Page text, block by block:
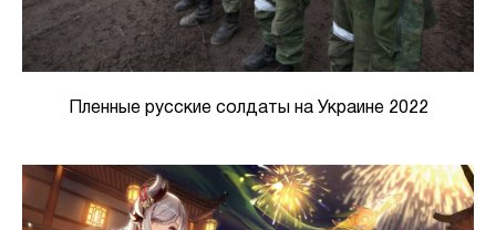
Пленные русские солдаты на Украине 2022